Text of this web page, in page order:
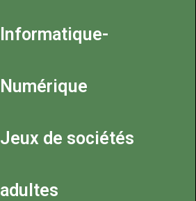
Informatique-
Numérique
Jeux de sociétés
adultes